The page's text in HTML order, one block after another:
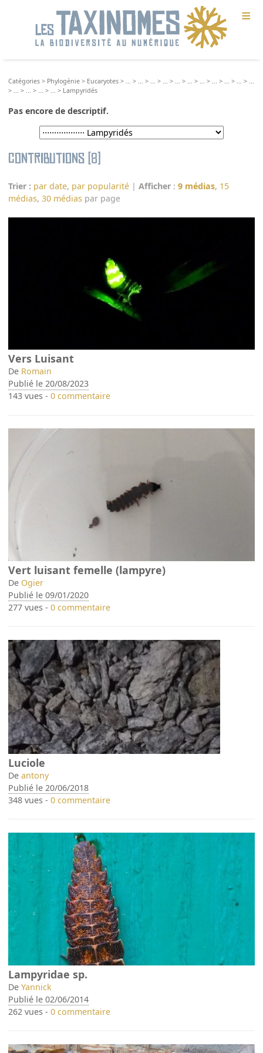
≡
Catégories > Phylogénie > Eucaryotes > > > > > > > > > > >
>
> > > > Lampyridés
Pas encore de descriptif.
Contributions (8)
Trier : par date, par popularité |Afficher :9 médias, 15
médias,30 médias par page
Vers Luisant
De Romain
Publié le 20/08/2023
143 vues -0 commentaire
Vert luisant femelle (lampyre)
De Ogier
Publié le 09/01/2020
277 vues -0 commentaire
Luciole
Deantony
Publié le 20/06/2018
348 vues -0 commentaire
Lampyridae sp.
DeYannick
Publié le 02/06/2014
262 vues -0 commentaire